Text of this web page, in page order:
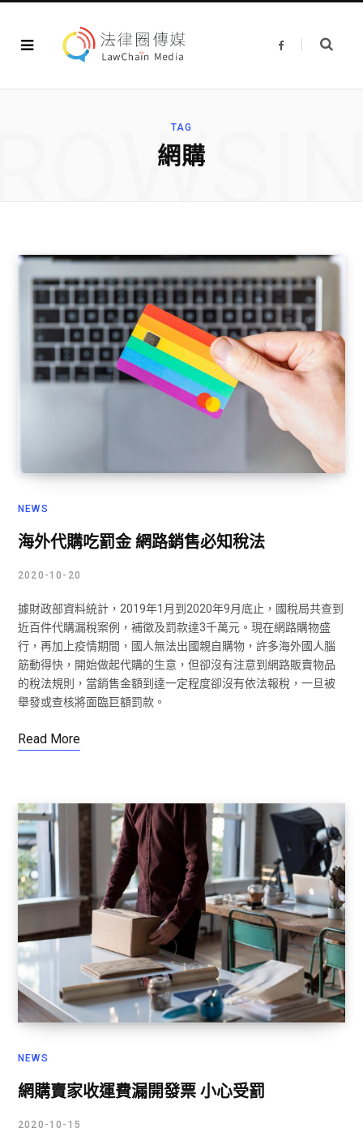
F
TAG
網購
NEWS
海外代購吃罰金 網路銷售必知稅法
2020-10-20
據財政部資料統計，2019年1月到2020年9月底止，國稅局共查到
近百件代購漏稅案例，補徵及罰款達3千萬元。現在網路購物盛
行，再加上疫情期間，國人無法出國親自購物，許多海外國人腦
筋動得快，開始做起代購的生意，但卻沒有注意到網路販賣物品
的稅法規則，當銷售金額到達一定程度卻沒有依法報稅，一旦被
舉發或查核將面臨巨額罰款。
Read More
NEWS
網購賣家收運費漏開發票 小心受罰
2020-10-15